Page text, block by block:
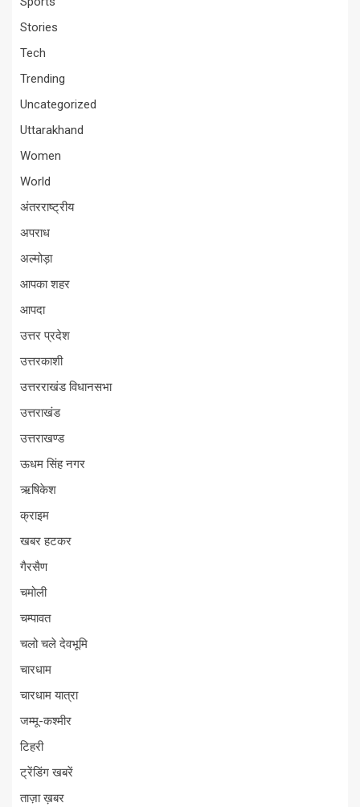
Stories
Tech
Trending
Uncategorized
Uttarakhand
Women
World
अंतरराष्ट्रीय
अपराध
अल्मोड़ा
आपका शहर
आपदा
उत्तर प्रदेश
उत्तरकाशी
उत्तरराखंड विधानसभा
उत्तराखंड
उत्तराखण्ड
ऊधम सिंह नगर
ऋषिकेश
क्राइम
खबर हटकर
गैरसैण
चमोली
चम्पावत
चलो चले देवभूमि
चारधाम
चारधाम यात्रा
जम्मू-कश्मीर
टिहरी
ट्रेंडिंग खबरें
ताज़ा ख़बर